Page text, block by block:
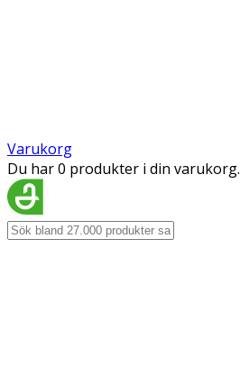
Varukorg
Du har 0 produkter i din varukorg.